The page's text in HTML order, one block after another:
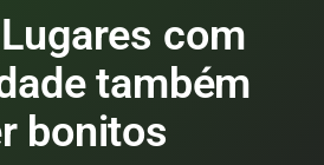
com
também
bonitos